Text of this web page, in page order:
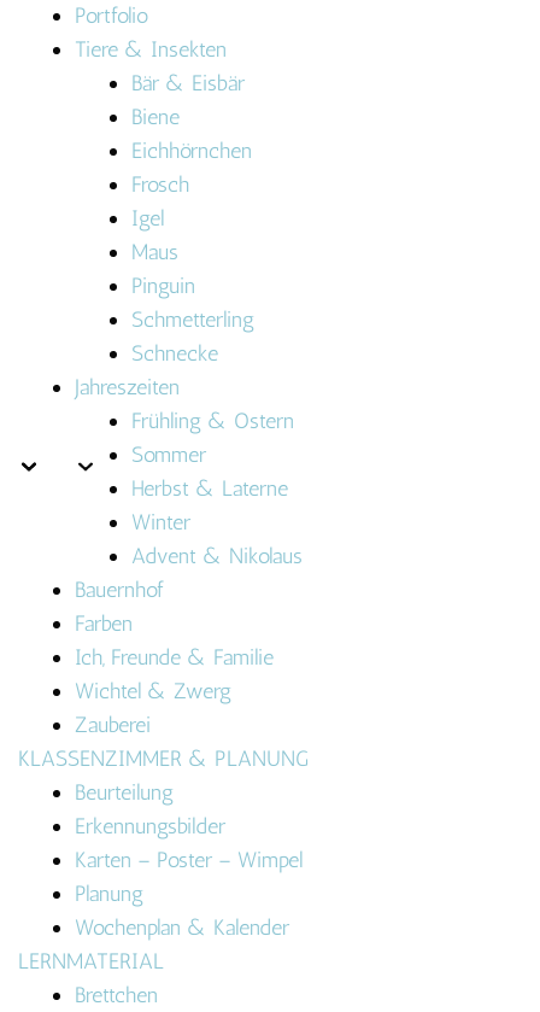
Portfolio
Tiere & Insekten
Bär & Eisbär
Biene
Eichhörnchen
Frosch
Igel
Maus
Pinguin
Schmetterling
Schnecke
Jahreszeiten
Frühling & Ostern
Sommer
Herbst & Laterne
Winter
Advent & Nikolaus
Bauernhof
Farben
Ich, Freunde & Familie
Wichtel & Zwerg
Zauberei
KLASSENZIMMER & PLANUNG
Beurteilung
Erkennungsbilder
Karten – Poster – Wimpel
Planung
Wochenplan & Kalender
LERNMATERIAL
Brettchen